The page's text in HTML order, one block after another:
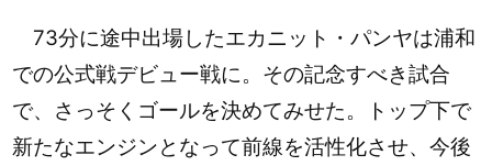
73分に途中出場したエカニット・パンヤは浦和
での公式戦デビュー戦に。その記念すべき試合
で、さっそくゴールを決めてみせた。トップ下で
新たなエンジンとなって前線を活性化させ、今後